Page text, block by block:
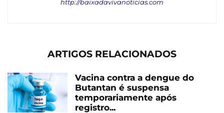
http://baixadavivanoticias.com
ARTIGOS RELACIONADOS
Vacina contra a dengue do
Butantan é suspensa
temporariamente após
registro...